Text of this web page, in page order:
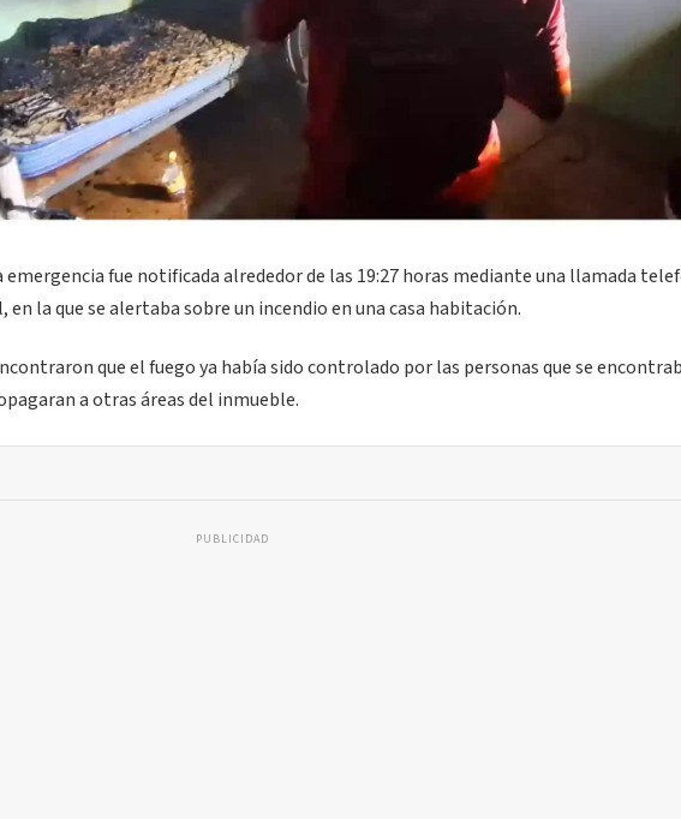
fue notificada alrededor de las 19:27 horas mediante una llamada
la que se alertaba sobre un incendio en una casa habitación.
que el fuego ya había sido controlado por las personas que se
a otras áreas del inmueble.
PUBLICIDAD